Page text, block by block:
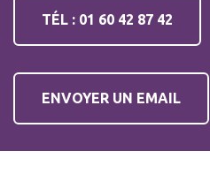
TÉL : 01 60 42 87 42
ENVOYER UN EMAIL